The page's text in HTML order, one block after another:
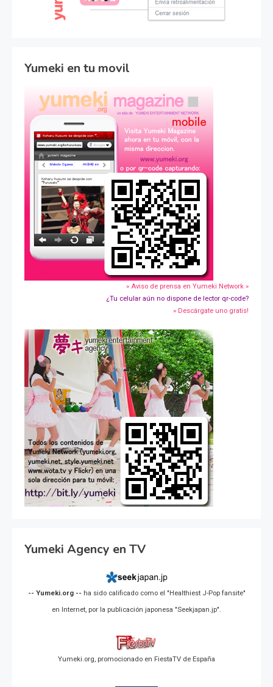
Yumeki en tu movil
» Aviso de prensa en Yumeki Network »
¿Tu celular aún no dispone de lector qr-code?
» Descárgate uno gratis!
Yumeki Agency en TV
-- Yumeki.org -- ha sido calificado como el "Healthiest J-Pop fansite"
en Internet, por la publicación japonesa "Seekjapan.jp".
Yumeki.org, promocionado en FiestaTV de España